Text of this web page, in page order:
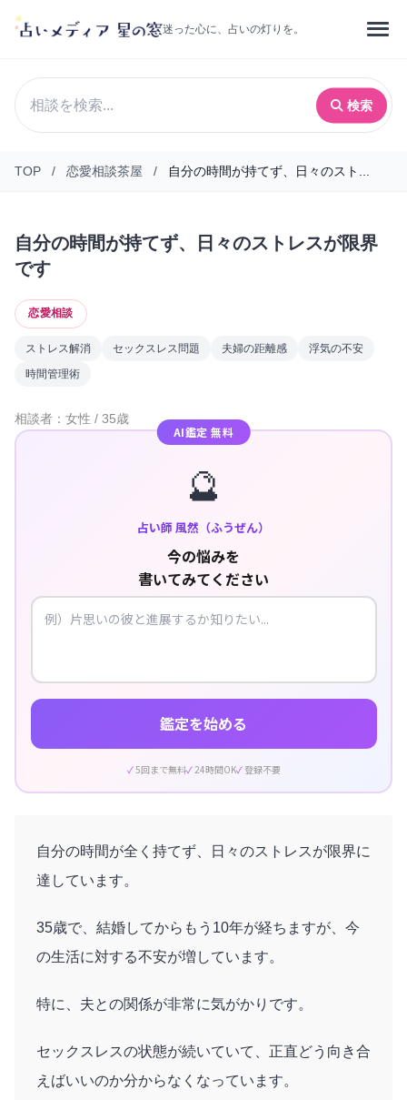
迷った心に、占いの灯りを。
検索
TOP / 恋愛相談茶屋 / 自分の時間が持てず、日々のスト...
自分の時間が持てず、日々のストレスが限界
です
恋愛相談
ストレス解消 セックスレス問題 夫婦の距離感
浮気の不安
時間管理術
相談者：女性 / 35歳
AI鑑定 無料
🔮
占い師 風然（ふうぜん）
今の悩みを
書いてみてください
鑑定を始める
5回まで無料 24時間OK 登録不要
自分の時間が全く持てず、日々のストレスが限界に
達しています。
35歳で、結婚してからもう10年が経ちますが、今
の生活に対する不安が増しています。
特に、夫との関係が非常に気がかりです。
セックスレスの状態が続いていて、正直どう向き合
えばいいのか分からなくなっています。